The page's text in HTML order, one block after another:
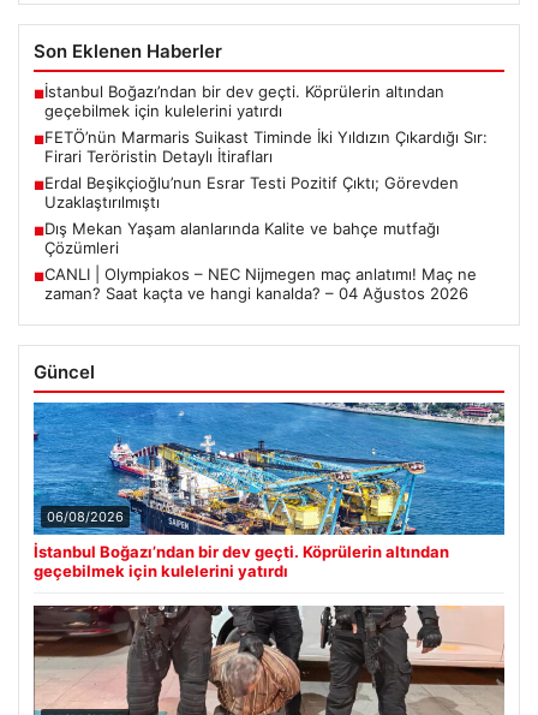
Son Eklenen Haberler
■İstanbul Boğazı’ndan bir dev geçti. Köprülerin altından
geçebilmek için kulelerini yatırdı
■FETÖ’nün Marmaris Suikast Timinde İki Yıldızın Çıkardığı Sır:
Firari Teröristin Detaylı İtirafları
■Erdal Beşikçioğlu’nun Esrar Testi Pozitif Çıktı; Görevden
Uzaklaştırılmıştı
■Dış Mekan Yaşam alanlarında Kalite ve bahçe mutfağı
Çözümleri
■CANLI | Olympiakos – NEC Nijmegen maç anlatımı! Maç ne
zaman? Saat kaçta ve hangi kanalda? – 04 Ağustos 2026
Güncel
06/08/2026
İstanbul Boğazı’ndan bir dev geçti. Köprülerin altından
geçebilmek için kulelerini yatırdı